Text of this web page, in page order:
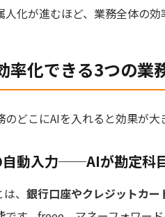
人化が進むほど、業務全体の
率化できる3つの業
のどこにAIを入れると効果が
自動入力──AIが勘定科
、 銀行口座やクレジットカ